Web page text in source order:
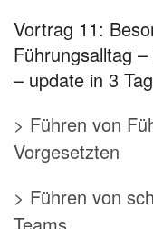
Vortrag 11:
Führungsalltag
– update in 3
> Führen von
Vorgesetzten
> Führen von